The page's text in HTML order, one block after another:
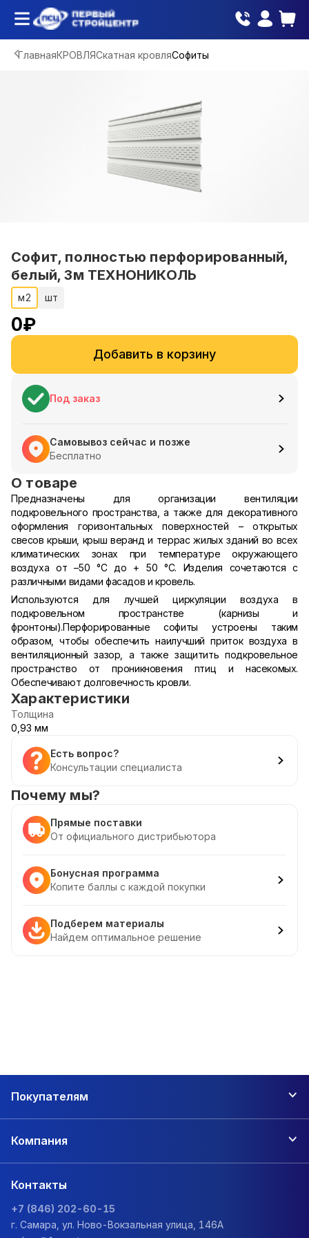
ГлавнаяКРОВЛЯСкатная кровляСофиты
Софит, полностью перфорированный,
белый, 3м ТЕХНОНИКОЛЬ
м2 шт
0₽
Добавить в корзину
Под заказ
Самовывоз сейчас и позже
Бесплатно
О товаре
Предназначены для организации вентиляции
подкровельного пространства, а также для декоративного
оформления горизонтальных поверхностей – открытых
свесов крыши, крыш веранд и террас жилых зданий во всех
климатических зонах при температуре окружающего
воздуха от –50 °С до + 50 °С. Изделия сочетаются с
различными видами фасадов и кровель.
Используются для лучшей циркуляции воздуха в
подкровельном пространстве (карнизы и
фронтоны).Перфорированные софиты устроены таким
образом, чтобы обеспечить наилучший приток воздуха в
вентиляционный зазор, а также защитить подкровельное
пространство от проникновения птиц и насекомых.
Обеспечивают долговечность кровли.
Характеристики
Толщина
0,93 мм
Есть вопрос?
Консультации специалиста
Почему мы?
Прямые поставки
От официального дистрибьютора
Бонусная программа
Копите баллы с каждой покупки
Подберем материалы
Найдем оптимальное решение
Покупателям
Компания
Контакты
+7 (846) 202-60-15
г. Самара, ул. Ново-Вокзальная улица, 146А